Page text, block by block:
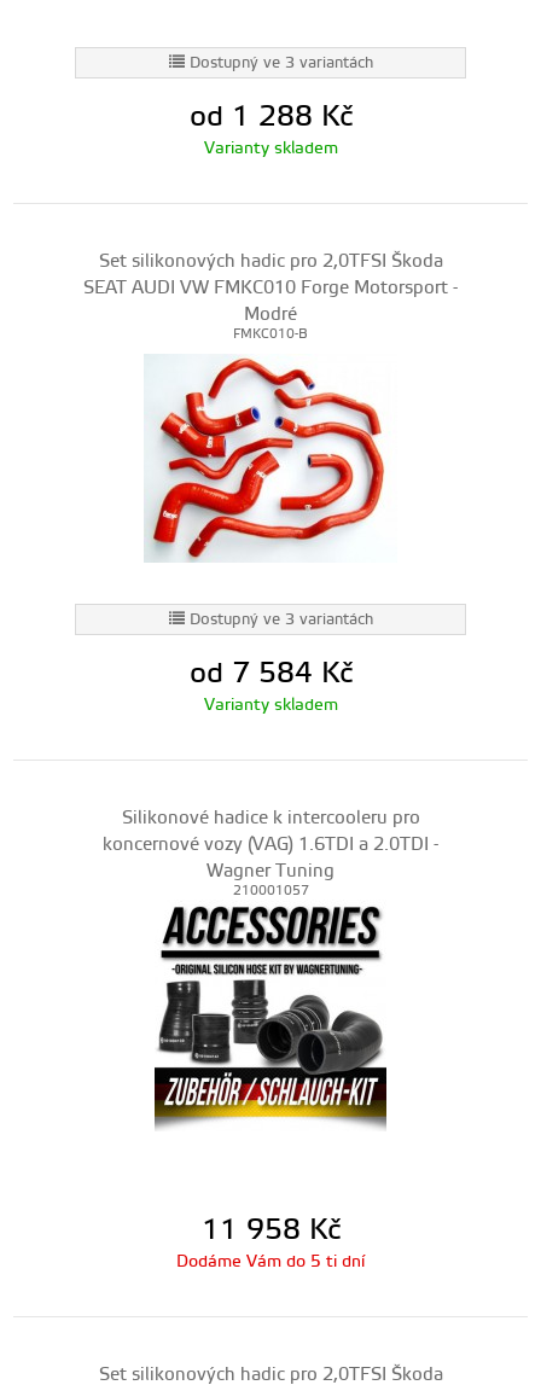
Dostupný ve 3 variantách
od 1 288 Kč
Varianty skladem
Set silikonových hadic pro 2,0TFSI Škoda
SEAT AUDI VW FMKC010 Forge Motorsport -
Modré
FMKC010-B
Dostupný ve 3 variantách
od 7 584 Kč
Varianty skladem
Silikonové hadice k intercooleru pro
koncernové vozy (VAG) 1.6TDI a 2.0TDI -
Wagner Tuning
210001057
11 958 Kč
Dodáme Vám do 5 ti dní
Set silikonových hadic pro 2,0TFSI Škoda